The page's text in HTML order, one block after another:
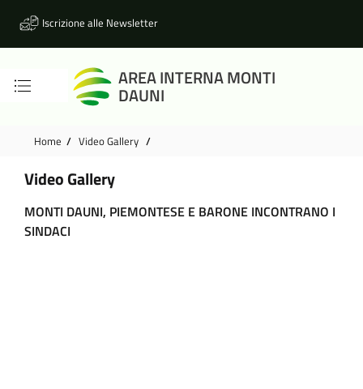
Vai alle notizie in primo piano
Vai al footerIscrizione alle Newsletter
AREA INTERNA MONTI
DAUNI
Home / Video Gallery /
Video Gallery
MONTI DAUNI, PIEMONTESE E BARONE INCONTRANO I
SINDACI